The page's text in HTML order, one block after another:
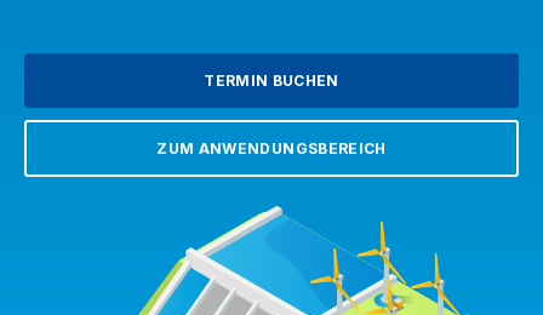
TERMIN BUCHEN
ZUM ANWENDUNGSBEREICH